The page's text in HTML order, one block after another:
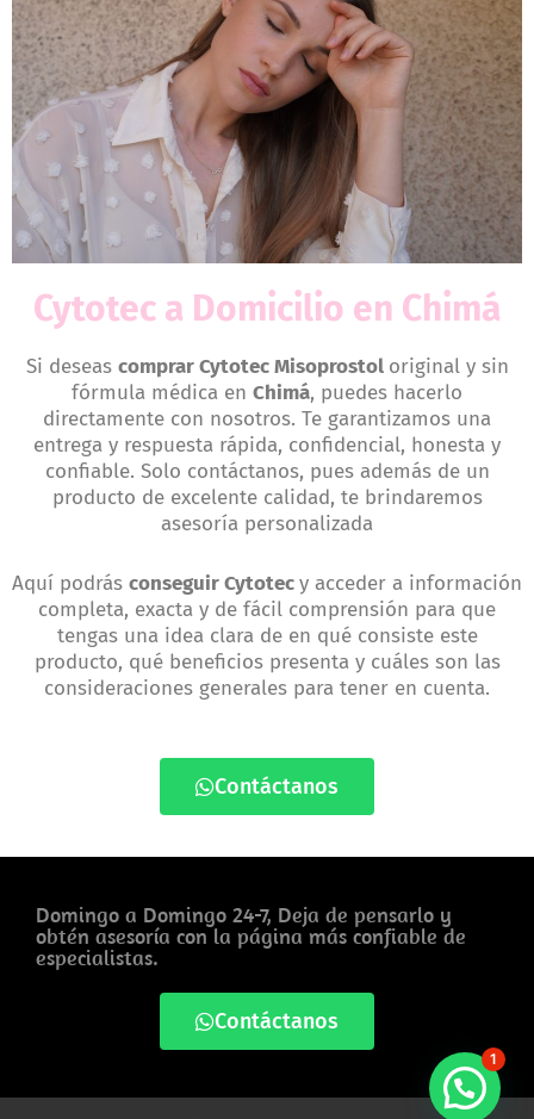
Cytotec a Domicilio en Chimá
Si deseas comprar Cytotec Misoprostol original y sin
fórmula médica en Chimá, puedes hacerlo
directamente con nosotros. Te garantizamos una
entrega y respuesta rápida, confidencial, honesta y
confiable. Solo contáctanos, pues además de un
producto de excelente calidad, te brindaremos
asesoría personalizada
Aquí podrás conseguir Cytotecy acceder a información
completa, exacta y de fácil comprensión para que
tengas una idea clara de en qué consiste este
producto, qué beneficios presenta y cuáles son las
consideraciones generales para tener en cuenta.
Contáctanos
Domingo a Domingo 24-7, Deja de pensarlo y
obtén asesoría con la página más confiable de
especialistas.
Contáctanos
1